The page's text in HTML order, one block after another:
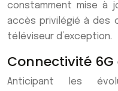
constamment mise à
accès privilégié à des
téléviseur d’exception.
Connectivité
Anticipant les